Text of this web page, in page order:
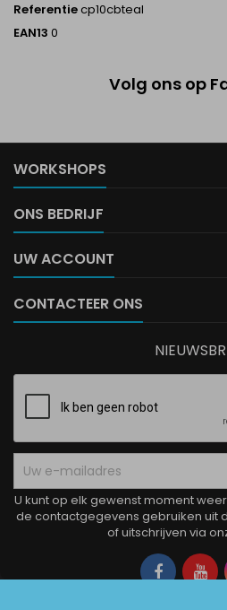
Referentiecp10cbteal
EAN13 0
Volg ons op
WORKSHOPS
ONS BEDRIJF
UW ACCOUNT
CONTACTEER ONS
U kunt op elk gewenst moment
de contactgegevens gebruiken uit
of uitschrijven via